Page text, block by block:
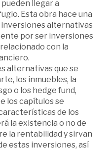
llegar a
Esta obra hace una
alternativas
por ser inversiones
con la
alternativas que se
los inmuebles, la
o los hedge fund,
los capítulos se
de los
la existencia o no de
la rentabilidad y sirvan
estas inversiones, así